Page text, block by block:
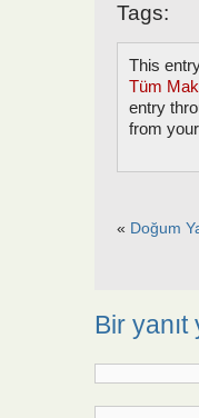
Tags:
This
Tüm
entry
from
« Doğum
Bir yanıt